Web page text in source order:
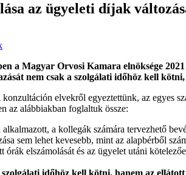
az ügyeleti díjak
a Magyar Orvosi Kamara elnöksége
nem csak a szolgálati időhöz kell
elvekről egyeztettünk, az egyes
az alábbiakban foglaltuk össze:
a kollegák számára tervezhető
sem lehet kevesebb, mint az alapbérből
órák elszámolását és az ügyelet utáni